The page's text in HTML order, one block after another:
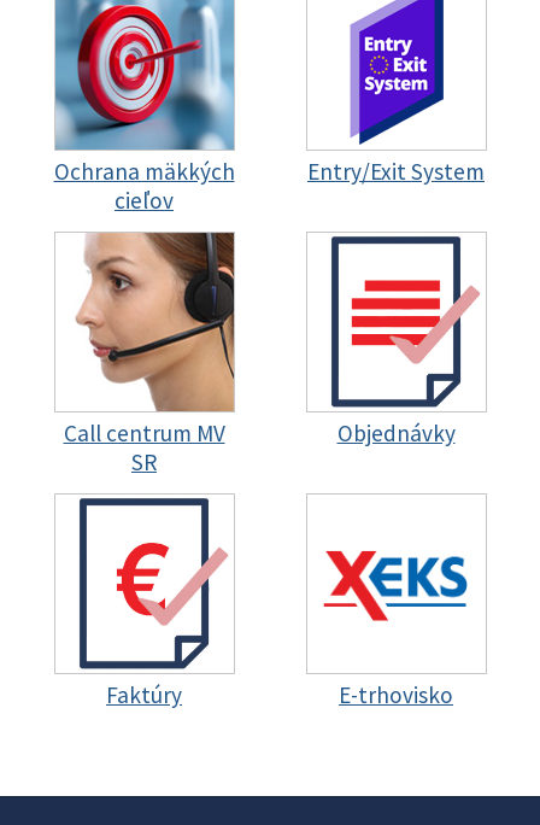
Ochrana mäkkých
cieľov
Entry/Exit System
Call centrum MV
SR
Objednávky
Faktúry E-trhovisko